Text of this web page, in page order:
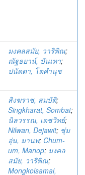
มงคลสมัย, วาริพิณ;
ณัฐธยาน์, บันเทา;
ปนัดดา, โตคำนุช
สิงฆราช, สมบัติ;
Singkharat, Sombat;
นิลวรรณ, เดชวิทย์;
Nilwan, Dejawit; ชุ่ม
อุ่น, มานพ; Chum-
um, Manop; มงคล
สมัย, วาริพิณ;
Mongkolsamai,